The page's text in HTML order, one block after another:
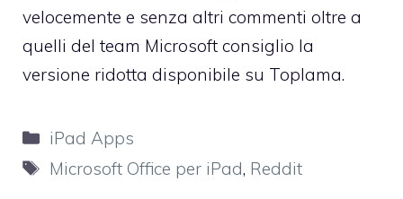
velocemente e senza altri commenti oltre a
quelli del team Microsoft consiglio la
versione ridotta disponibile su TopIama.
Categorie
iPad Apps
Tag
Microsoft Office per iPad, Reddit